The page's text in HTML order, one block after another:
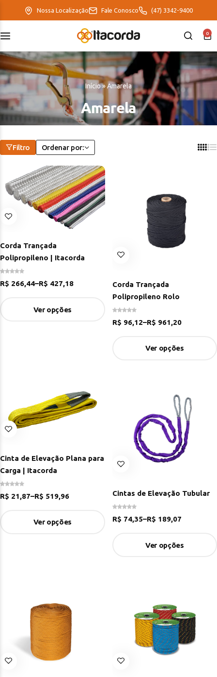
Nossa Localização Fale Conosco (47) 3342-9400
0
Início»Amarela
Amarela
Filtro Ordenar por:
Corda Trançada
Polipropileno | Itacorda
R$ 266,44–R$ 427,18
Ver opções
Corda Trançada
Polipropileno Rolo
R$ 96,12–R$ 961,20
Ver opções
Cinta de Elevação Plana para
Carga | Itacorda
R$ 21,87–R$ 519,96
Ver opções
Cintas de Elevação Tubular
R$ 74,35–R$ 189,07
Ver opções
EcoFriendly
ItaMaxx